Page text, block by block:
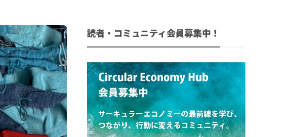
読者・コミュニティ会員募集中！